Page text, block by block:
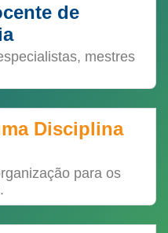
de
mestres
Disciplina
para os